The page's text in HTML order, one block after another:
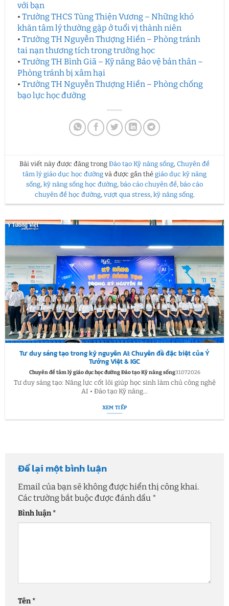
với bạn
• Trường THCS Tùng Thiện Vương – Những khó
khăn tâm lý thường gặp ở tuổi vị thành niên
• Trường TH Nguyễn Thượng Hiền – Phòng tránh
tai nạn thương tích trong trường học
• Trường TH Bình Giã – Kỹ năng Bảo vệ bản thân –
Phòng tránh bị xâm hại
• Trường TH Nguyễn Thượng Hiền – Phòng chống
bạo lực học đường
Bài viết này được đăng trong Đào tạo Kỹ năng sống, Chuyên đề
tâm lý giáo dục học đường và được gắn thẻ giáo dục kỹ năng
sống, kỹ năng sống học đường, báo cáo chuyên đề, báo cáo
chuyên đề học đường, vượt qua stress, kỹ năng sống.
Tư duy sáng tạo trong kỷ nguyên AI: Chuyên đề đặc biệt của Ý
Tưởng Việt & IGC
Chuyên đề tâm lý giáo dục học đường Đào tạo Kỹ năng sống31.07.2026
Tư duy sáng tạo: Năng lực cốt lõi giúp học sinh làm chủ công nghệ
AI • Đào tạo Kỹ năng...
XEM TIẾP
Để lại một bình luận
Email của bạn sẽ không được hiển thị công khai.
Các trường bắt buộc được đánh dấu *
Bình luận*
Tên*